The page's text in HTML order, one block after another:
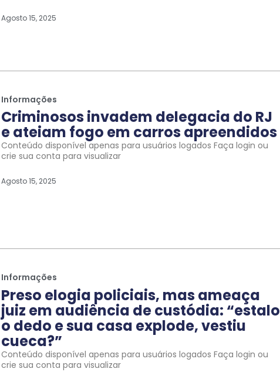
Agosto 15, 2025
Informações
Criminosos invadem delegacia do RJ
e ateiam fogo em carros apreendidos
Conteúdo disponível apenas para usuários logados Faça login ou
crie sua conta para visualizar
Agosto 15, 2025
Informações
Preso elogia policiais, mas ameaça
juiz em audiência de custódia: “estalo
o dedo e sua casa explode, vestiu
cueca?”
Conteúdo disponível apenas para usuários logados Faça login ou
crie sua conta para visualizar